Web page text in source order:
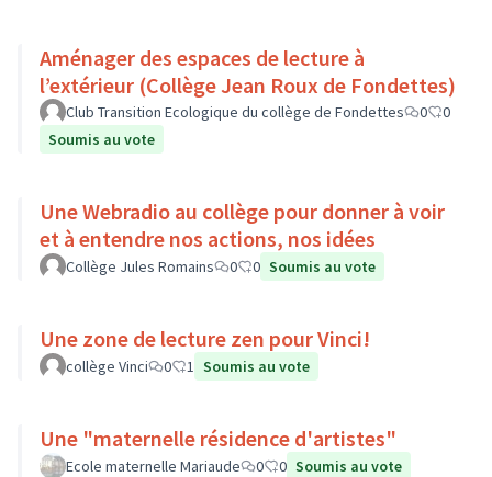
Aménager des espaces de lecture à
l’extérieur (Collège Jean Roux de Fondettes)
Club Transition Ecologique du collège de Fondettes 0
0
Soumis au vote
Une Webradio au collège pour donner à voir
et à entendre nos actions, nos idées
Collège Jules Romains 0 0 Soumis au vote
Une zone de lecture zen pour Vinci!
collège Vinci 0 1 Soumis au vote
Une "maternelle résidence d'artistes"
Ecole maternelle Mariaude 0 0 Soumis au vote